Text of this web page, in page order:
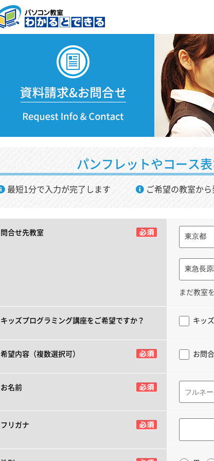
パンフレットやコース
最短1分で入力が完了します ご希望の教室から
問合せ先教室
まだ教室
キッズプログラミング講座をご希望ですか？ キッ
希望内容（複数選択可） お問
お名前
フリガナ